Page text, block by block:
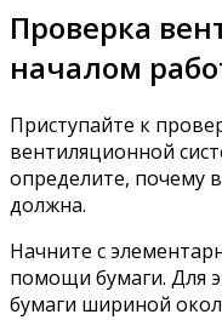
Проверка
началом
Приступайте к
вентиляционной
определите, почему
должна.
Начните с
помощи бумаги. Для
бумаги шириной